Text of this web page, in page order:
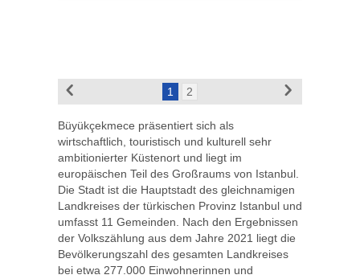
1 2
Büyükçekmece präsentiert sich als
wirtschaftlich, touristisch und kulturell sehr
ambitionierter Küstenort und liegt im
europäischen Teil des Großraums von Istanbul.
Die Stadt ist die Hauptstadt des gleichnamigen
Landkreises der türkischen Provinz Istanbul und
umfasst 11 Gemeinden. Nach den Ergebnissen
der Volkszählung aus dem Jahre 2021 liegt die
Bevölkerungszahl des gesamten Landkreises
bei etwa 277.000 Einwohnerinnen und